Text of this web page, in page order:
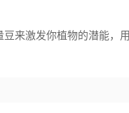
来激发你植物的潜能，